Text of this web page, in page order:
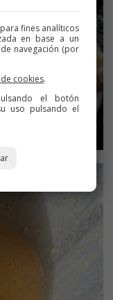
s
fines analíticos
en base a un
navegación (por
cookies.
el botón
uso pulsando el